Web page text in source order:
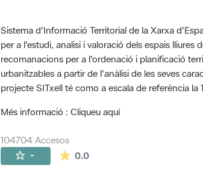
Sistema d'Informació Territorial de la Xarxa
per a l'estudi, analisi i valoració dels espais
recomanacions per a l'ordenació i planificació
urbanitzables a partir de l'anàlisi de les seves
projecte SITxell té como a escala de referència
Més informació : Cliqueu aquí
104704 Accesos
- 0.0La valoración media es de 0